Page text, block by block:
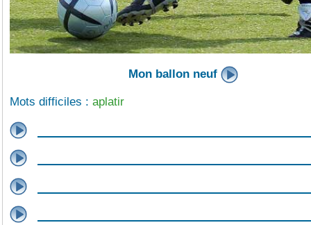
Mon ballon neuf
Mots difficiles : aplatir